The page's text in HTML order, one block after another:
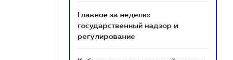
Главное за неделю:
государственный надзор и
регулирование